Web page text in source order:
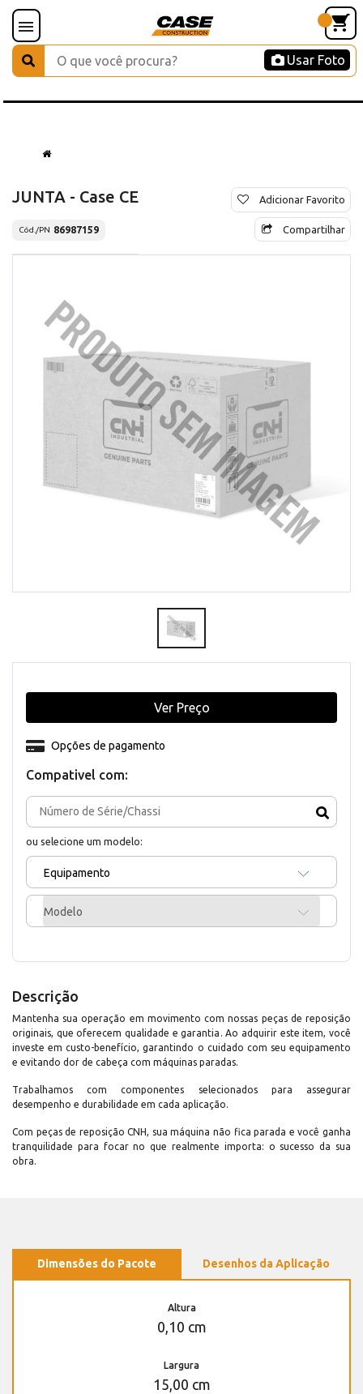
Usar Foto
JUNTA - Case CE
Cód./PN 86987159
Adicionar Favorito
Compartilhar
Compativel com:
ou selecione um modelo:
Equipamento
Modelo
Opções de pagamento
Ver Preço
Descrição
Mantenha sua operação em movimento com nossas peças de reposição
originais, que oferecem qualidade e garantia. Ao adquirir este item, você
investe em custo-benefício, garantindo o cuidado com seu equipamento
e evitando dor de cabeça com máquinas paradas.
Trabalhamos com componentes selecionados para assegurar
desempenho e durabilidade em cada aplicação.
Com peças de reposição CNH, sua máquina não fica parada e você ganha
tranquilidade para focar no que realmente importa: o sucesso da sua
obra.
Dimensões do Pacote Desenhos da Aplicação
Altura
0,10 cm
Largura
15,00 cm